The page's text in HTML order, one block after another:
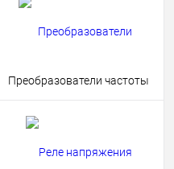
Преобразователи частоты